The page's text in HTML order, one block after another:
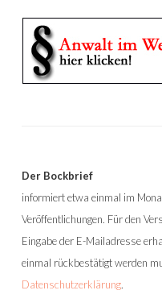
Der Bockbrief
informiert etwa einmal im
Veröffentlichungen. Für den
Eingabe der E-Mailadresse
einmal rückbestätigt werden
Datenschutzerklärung.